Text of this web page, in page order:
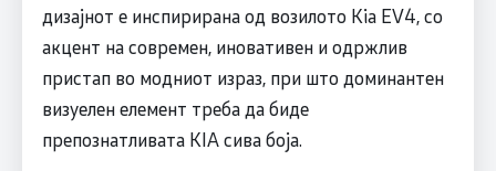
дизајнот е инспирирана од возилото Kia EV4, со
акцент на современ, иновативен и одржлив
пристап во модниот израз, при што доминантен
визуелен елемент треба да биде
препознатливата KIA сива боја.